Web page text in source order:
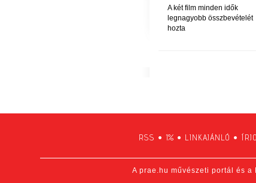
A két film minden idők
legnagyobb összbevételét
hozta
RSS • 1% • LINKAJÁNLÓ •
A prae.hu művészeti portál és